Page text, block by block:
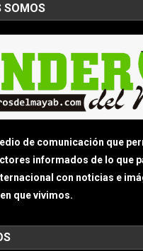
SOMOS
de comunicación que
informados de lo que
con noticias e
que vivimos.